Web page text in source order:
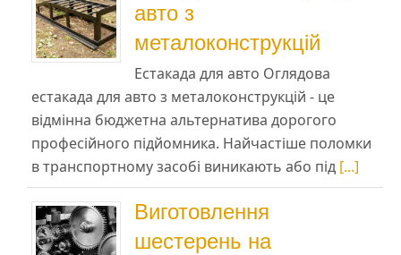
авто з
металоконструкцій
Естакада для авто Оглядова
естакада для авто з металоконструкцій - це
відмінна бюджетна альтернатива дорогого
професійного підйомника. Найчастіше поломки
в транспортному засобі виникають або під [...]
Виготовлення
шестерень на